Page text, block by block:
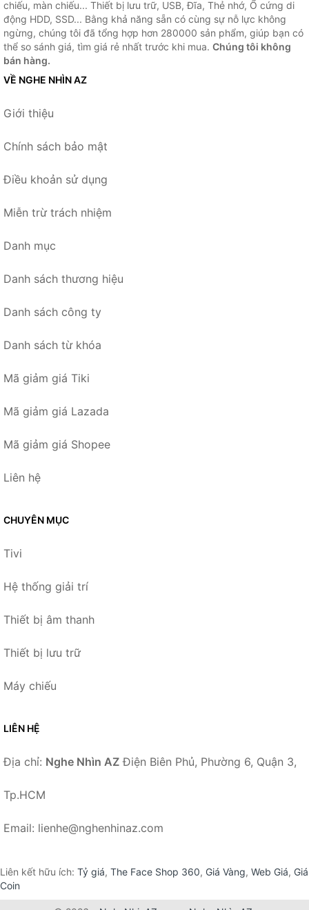
chiếu, màn chiếu... Thiết bị lưu trữ, USB, Đĩa, Thẻ nhớ, Ổ cứng di
động HDD, SSD... Bằng khả năng sẵn có cùng sự nỗ lực không
ngừng, chúng tôi đã tổng hợp hơn 280000 sản phẩm, giúp bạn có
thể so sánh giá, tìm giá rẻ nhất trước khi mua. Chúng tôi không
bán hàng.
VỀ NGHE NHÌN AZ
Giới thiệu
Chính sách bảo mật
Điều khoản sử dụng
Miễn trừ trách nhiệm
Danh mục
Danh sách thương hiệu
Danh sách công ty
Danh sách từ khóa
Mã giảm giá Tiki
Mã giảm giá Lazada
Mã giảm giá Shopee
Liên hệ
CHUYÊN MỤC
Tivi
Hệ thống giải trí
Thiết bị âm thanh
Thiết bị lưu trữ
Máy chiếu
LIÊN HỆ
Địa chỉ: Nghe Nhìn AZ Điện Biên Phủ, Phường 6, Quận 3,
Tp.HCM
Email: lienhe@nghenhinaz.com
Liên kết hữu ích: Tỷ giá, The Face Shop 360, Giá Vàng, Web Giá, Giá
Coin